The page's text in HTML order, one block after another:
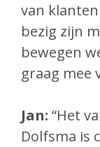
van
bezig zijn
bewegen
graag mee
Jan: “Het
Dolfsma is